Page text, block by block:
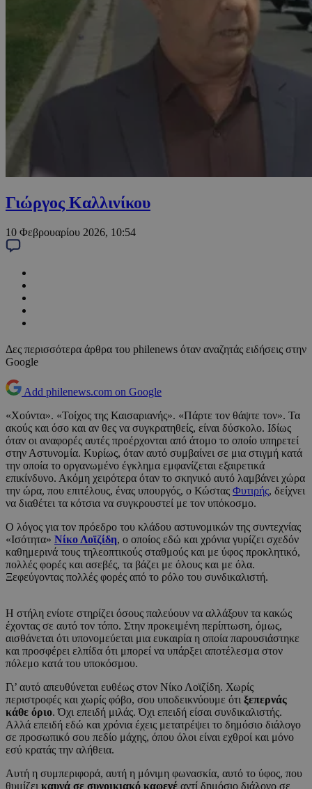
Γιώργος Καλλινίκου
10 Φεβρουαρίου 2026, 10:54
Δες περισσότερα άρθρα του philenews όταν αναζητάς ειδήσεις στην
Google
Add philenews.com on Google
«Χούντα». «Τοίχος της Καισαριανής». «Πάρτε τον θάψτε τον». Τα
ακούς και όσο και αν θες να συγκρατηθείς, είναι δύσκολο. Ιδίως
όταν οι αναφορές αυτές προέρχονται από άτομο το οποίο υπηρετεί
στην Αστυνομία. Κυρίως, όταν αυτό συμβαίνει σε μια στιγμή κατά
την οποία το οργανωμένο έγκλημα εμφανίζεται εξαιρετικά
επικίνδυνο. Ακόμη χειρότερα όταν το σκηνικό αυτό λαμβάνει χώρα
την ώρα, που επιτέλους, ένας υπουργός, ο Κώστας Φυτιρής, δείχνει
να διαθέτει τα κότσια να συγκρουστεί με τον υπόκοσμο.
Ο λόγος για τον πρόεδρο του κλάδου αστυνομικών της συντεχνίας
«Ισότητα» Νίκο Λοϊζίδη, ο οποίος εδώ και χρόνια γυρίζει σχεδόν
καθημερινά τους τηλεοπτικούς σταθμούς και με ύφος προκλητικό,
πολλές φορές και ασεβές, τα βάζει με όλους και με όλα.
Ξεφεύγοντας πολλές φορές από το ρόλο του συνδικαλιστή.
Η στήλη ενίοτε στηρίζει όσους παλεύουν να αλλάξουν τα κακώς
έχοντας σε αυτό τον τόπο. Στην προκειμένη περίπτωση, όμως,
αισθάνεται ότι υπονομεύεται μια ευκαιρία η οποία παρουσιάστηκε
και προσφέρει ελπίδα ότι μπορεί να υπάρξει αποτέλεσμα στον
πόλεμο κατά του υποκόσμου.
Γι’ αυτό απευθύνεται ευθέως στον Νίκο Λοϊζίδη. Χωρίς
περιστροφές και χωρίς φόβο, σου υποδεικνύουμε ότι ξεπερνάς
κάθε όριο. Όχι επειδή μιλάς. Όχι επειδή είσαι συνδικαλιστής.
Αλλά επειδή εδώ και χρόνια έχεις μετατρέψει το δημόσιο διάλογο
σε προσωπικό σου πεδίο μάχης, όπου όλοι είναι εχθροί και μόνο
εσύ κρατάς την αλήθεια.
Αυτή η συμπεριφορά, αυτή η μόνιμη φωνασκία, αυτό το ύφος, που
θυμίζει καυγά σε συνοικιακό καφενέ αντί δημόσιο διάλογο σε